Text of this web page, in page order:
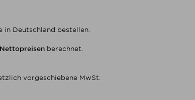
in Deutschland bestellen.
berechnet.
vorgeschiebene MwSt.